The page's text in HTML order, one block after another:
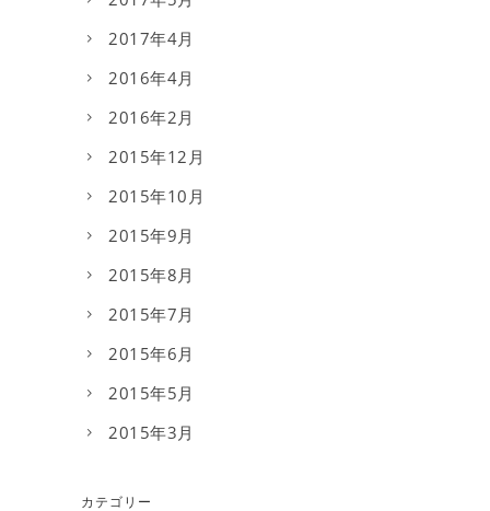
2017年4月
2016年4月
2016年2月
2015年12月
2015年10月
2015年9月
2015年8月
2015年7月
2015年6月
2015年5月
2015年3月
カテゴリー